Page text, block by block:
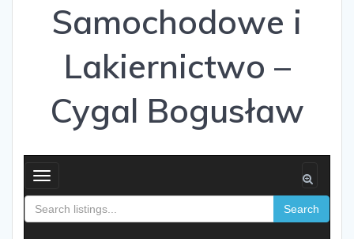
Samochodowe i
Lakiernictwo –
Cygal Bogusław
Toggle
navigation
Search